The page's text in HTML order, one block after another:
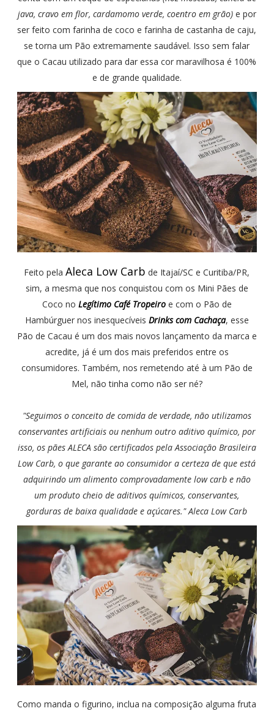
java, cravo em flor, cardamomo verde, coentro em grão)e por
ser feito com farinha de coco e farinha de castanha de caju,
se torna um Pão extremamente saudável. Isso sem falar
que o Cacau utilizado para dar essa cor maravilhosa é 100%
e de grande qualidade.
Feito pelaAleca Low Carb de Itajaí/SC e Curitiba/PR,
sim, a mesma que nos conquistou com os Mini Pães de
Coco no Legítimo Café Tropeiroe com o Pão de
Hambúrguer nos inesquecíveis Drinks com Cachaça, esse
Pão de Cacau é um dos mais novos lançamento da marca e
acredite, já é um dos mais preferidos entre os
consumidores. Também, nos remetendo até à um Pão de
Mel, não tinha como não ser né?
"Seguimos o conceito de comida de verdade, não utilizamos
conservantes artificiais ou nenhum outro aditivo químico, por
isso, os pães ALECA são certificados pela Associação Brasileira
Low Carb, o que garante ao consumidor a certeza de que está
adquirindo um alimento comprovadamente low carb e não
um produto cheio de aditivos químicos, conservantes,
gorduras de baixa qualidade e açúcares." Aleca Low Carb
Como manda o figurino, inclua na composição alguma fruta